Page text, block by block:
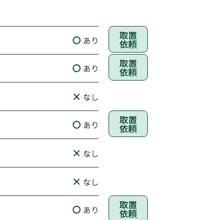
あり 取置
依頼
あり 取置
依頼
なし
あり 取置
依頼
なし
なし
あり 取置
依頼